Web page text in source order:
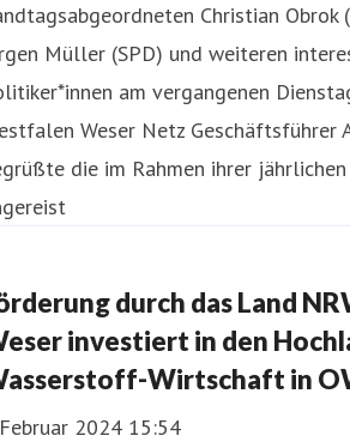
Christian Obrok
Müller (SPD) und weiteren
am vergangenen
Weser Netz Geschäftsführer
die im Rahmen ihrer
durch das Land
investiert in den
Wirtschaft in
2024 15:54